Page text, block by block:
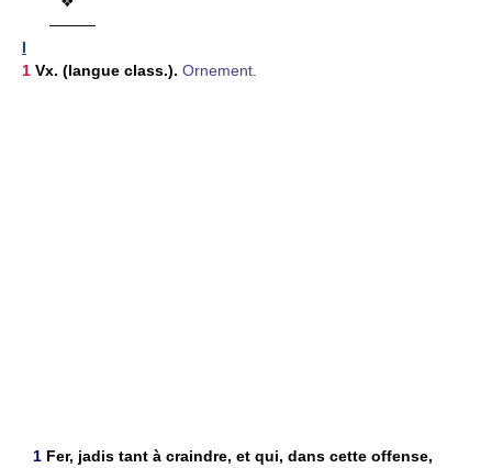
———
I
1 Vx. (langue class.). Ornement.
1 Fer, jadis tant à craindre, et qui, dans cette offense,